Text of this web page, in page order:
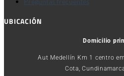
UBICACIÓN
Domicilio
Aut Medellín Km 1 centro
Cota,